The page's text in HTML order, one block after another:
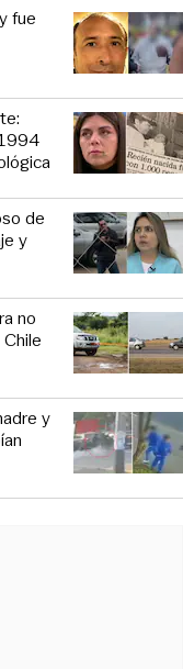
fue
de
y
no
y